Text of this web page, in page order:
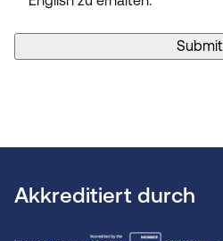
Submit
Akkreditiert durch